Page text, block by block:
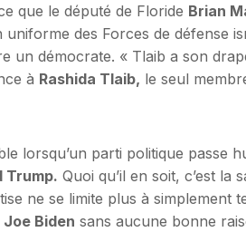
que le député de Floride Brian
des Forces de défense
un démocrate. « Tlaib a son
à Rashida Tlaib, le seul
lorsqu’un parti politique passe
Trump. Quoi qu’il en soit, c’est la
ne se limite plus à simplement
Joe Biden sans aucune bonne